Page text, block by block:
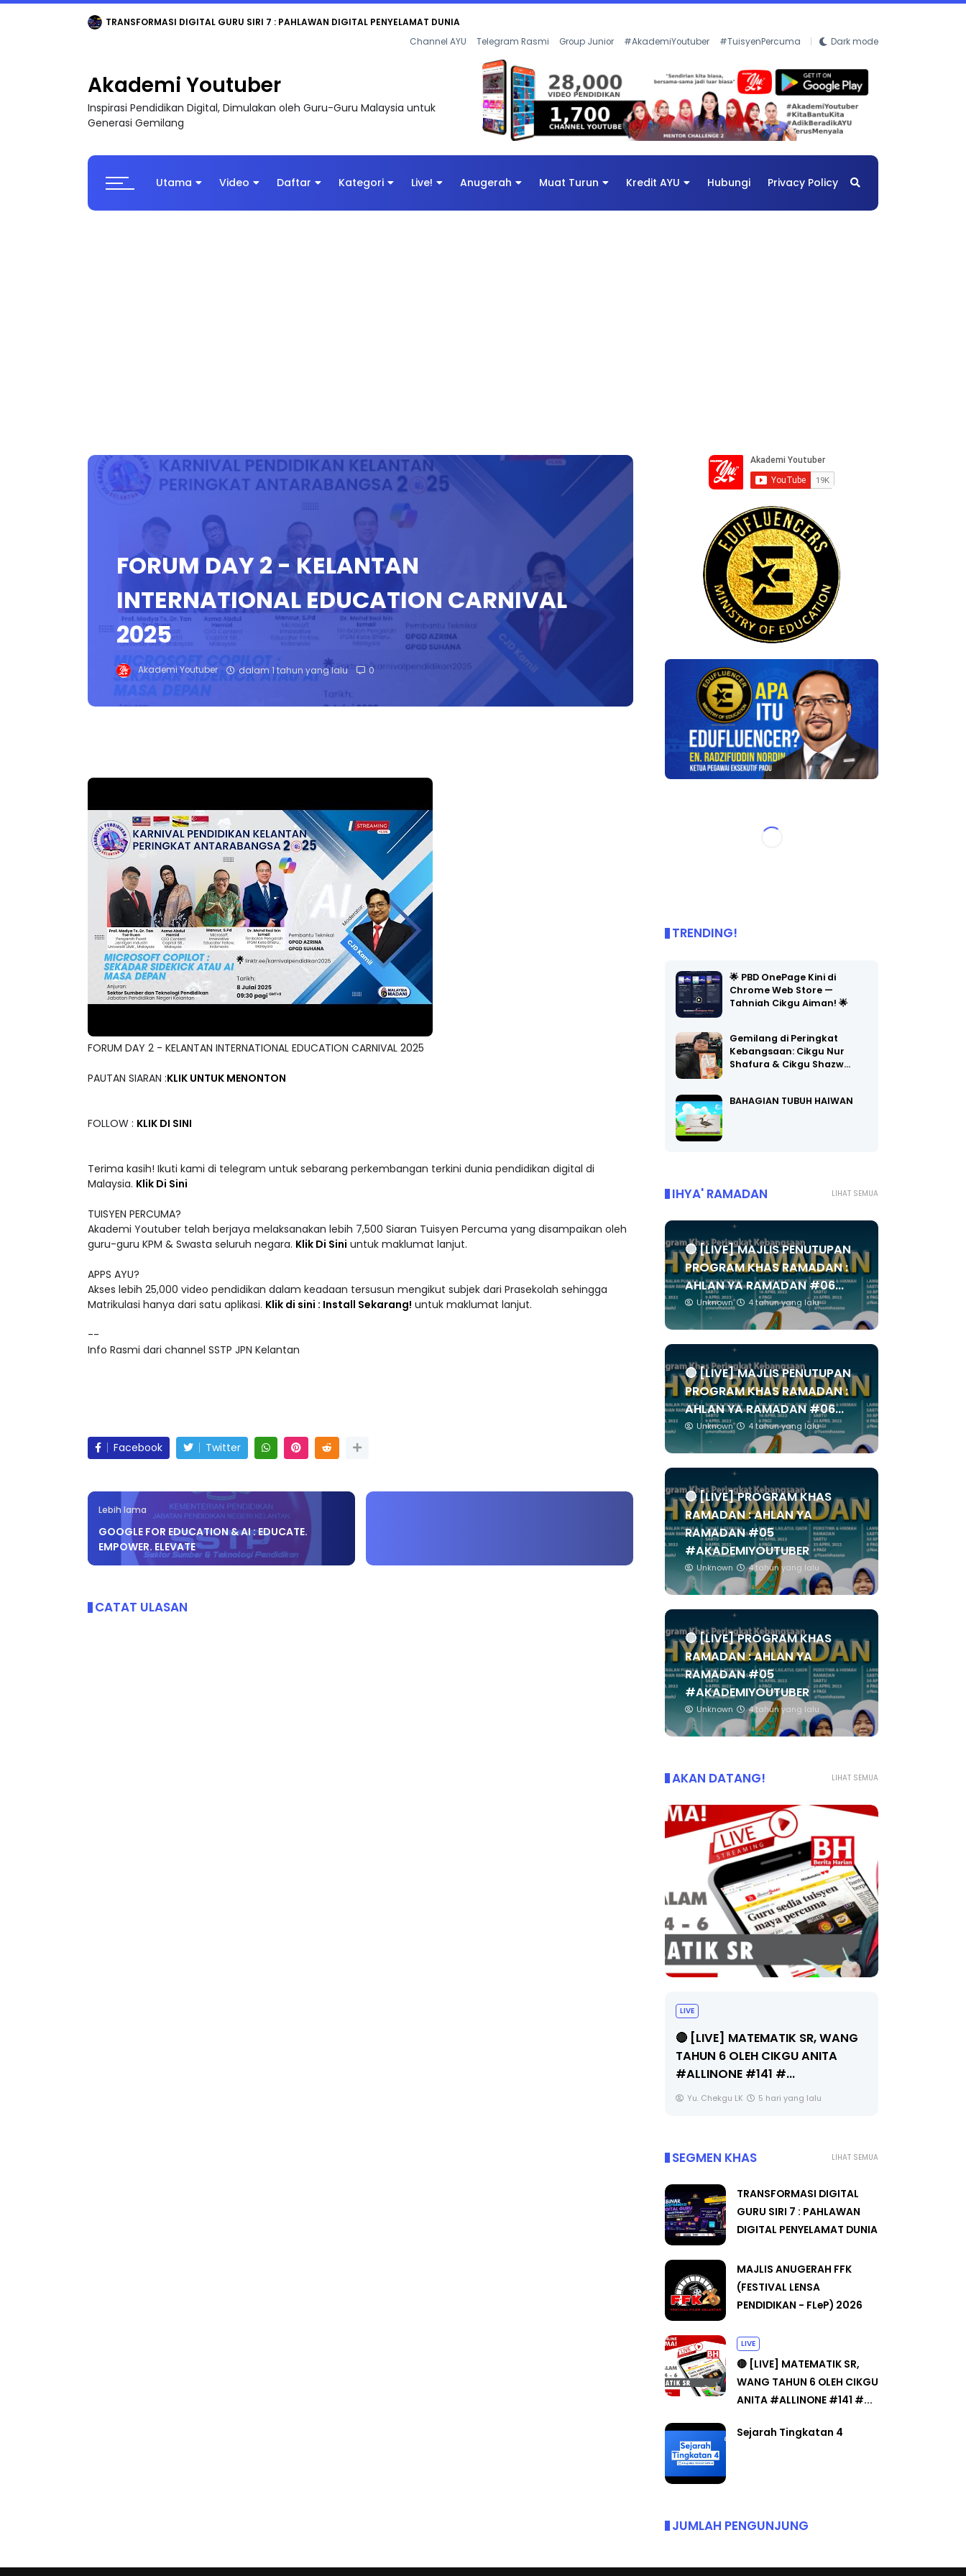
TRANSFORMASI DIGITAL GURU SIRI 7 : PAHLAWAN DIGITAL PENYELAMAT DUNIA
Channel AYU Telegram Rasmi Group Junior #AkademiYoutuber #TuisyenPercuma Dark mode
Akademi Youtuber
Inspirasi Pendidikan Digital, Dimulakan oleh Guru-Guru Malaysia untuk
Generasi Gemilang
Utama Video Daftar Kategori Live! Anugerah Muat Turun Kredit AYU Hubungi Privacy Policy
FORUM DAY 2 - KELANTAN
INTERNATIONAL EDUCATION CARNIVAL
2025
Akademi Youtuber dalam 1 tahun yang lalu 0
FORUM DAY 2 - KELANTAN INTERNATIONAL EDUCATION CARNIVAL 2025
PAUTAN SIARAN :KLIK UNTUK MENONTON
FOLLOW : KLIK DI SINI
Terima kasih! Ikuti kami di telegram untuk sebarang perkembangan terkini dunia pendidikan digital di
Malaysia. Klik Di Sini
TUISYEN PERCUMA?
Akademi Youtuber telah berjaya melaksanakan lebih 7,500 Siaran Tuisyen Percuma yang disampaikan oleh
guru-guru KPM & Swasta seluruh negara. Klik Di Sini untuk maklumat lanjut.
APPS AYU?
Akses lebih 25,000 video pendidikan dalam keadaan tersusun mengikut subjek dari Prasekolah sehingga
Matrikulasi hanya dari satu aplikasi. Klik di sini : Install Sekarang! untuk maklumat lanjut.
--
Info Rasmi dari channel SSTP JPN Kelantan
Facebook Twitter
Lebih lama
GOOGLE FOR EDUCATION & AI : EDUCATE.
EMPOWER. ELEVATE
CATAT ULASAN
TRENDING!
🌟 PBD OnePage Kini di
Chrome Web Store —
Tahniah Cikgu Aiman! 🌟
Gemilang di Peringkat
Kebangsaan: Cikgu Nur
Shafura & Cikgu Shazw…
BAHAGIAN TUBUH HAIWAN
LIHAT SEMUA
IHYA' RAMADAN
🔴 [LIVE] MAJLIS PENUTUPAN
PROGRAM KHAS RAMADAN :
AHLAN YA RAMADAN #06...
Unknown 4 tahun yang lalu
🔴 [LIVE] MAJLIS PENUTUPAN
PROGRAM KHAS RAMADAN :
AHLAN YA RAMADAN #06...
Unknown 4 tahun yang lalu
🔴 [LIVE] PROGRAM KHAS
RAMADAN : AHLAN YA
RAMADAN #05
#AKADEMIYOUTUBER
Unknown 4 tahun yang lalu
🔴 [LIVE] PROGRAM KHAS
RAMADAN : AHLAN YA
RAMADAN #05
#AKADEMIYOUTUBER
Unknown 4 tahun yang lalu
LIHAT SEMUA
AKAN DATANG!
LIVE
🔴 [LIVE] MATEMATIK SR, WANG
TAHUN 6 OLEH CIKGU ANITA
#ALLINONE #141 #...
Yu. Chekgu LK 5 hari yang lalu
LIHAT SEMUA
SEGMEN KHAS
TRANSFORMASI DIGITAL
GURU SIRI 7 : PAHLAWAN
DIGITAL PENYELAMAT DUNIA
MAJLIS ANUGERAH FFK
(FESTIVAL LENSA
PENDIDIKAN - FLeP) 2026
LIVE
🔴 [LIVE] MATEMATIK SR,
WANG TAHUN 6 OLEH CIKGU
ANITA #ALLINONE #141 #...
Sejarah Tingkatan 4
JUMLAH PENGUNJUNG